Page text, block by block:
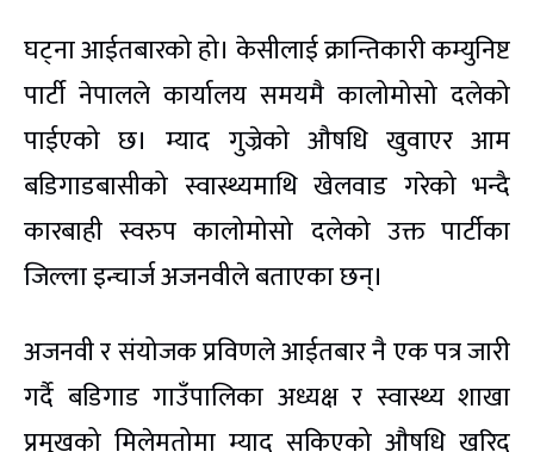
घट्ना आईतबारको हो। केसीलाई क्रान्तिकारी कम्युनिष्ट
पार्टी नेपालले कार्यालय समयमै कालोमोसो दलेको
पाईएको छ। म्याद गुज्रेको औषधि खुवाएर आम
बडिगाडबासीको स्वास्थ्यमाथि खेलवाड गरेको भन्दै
कारबाही स्वरुप कालोमोसो दलेको उक्त पार्टीका
जिल्ला इन्चार्ज अजनवीले बताएका छन्।
अजनवी र संयोजक प्रविणले आईतबार नै एक पत्र जारी
गर्दै बडिगाड गाउँपालिका अध्यक्ष र स्वास्थ्य शाखा